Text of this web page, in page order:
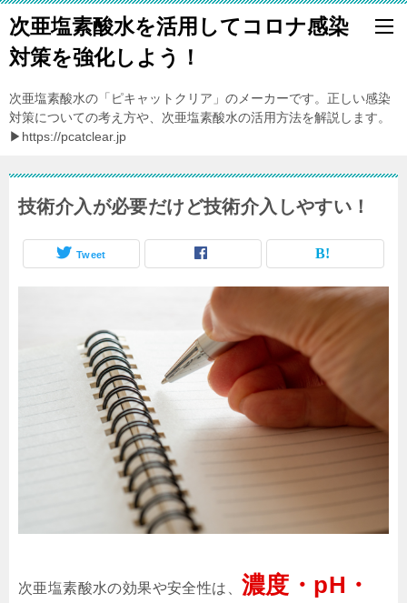
次亜塩素酸水を活用してコロナ感染
対策を強化しよう！
次亜塩素酸水の「ピキャットクリア」のメーカーです。正しい感染
対策についての考え方や、次亜塩素酸水の活用方法を解説します。
▶https://pcatclear.jp
技術介入が必要だけど技術介入しやすい！
Tweet
次亜塩素酸水の効果や安全性は、 濃度・pH・